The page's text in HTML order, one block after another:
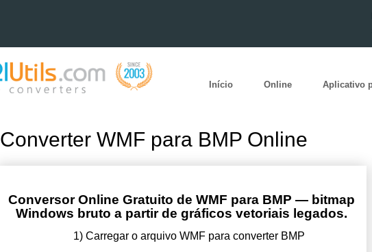
Início Online Aplicativo
Converter WMF para BMP Online
Conversor Online Gratuito de WMF para BMP — bitmap
Windows bruto a partir de gráficos vetoriais legados.
1) Carregar o arquivo WMF para converter BMP